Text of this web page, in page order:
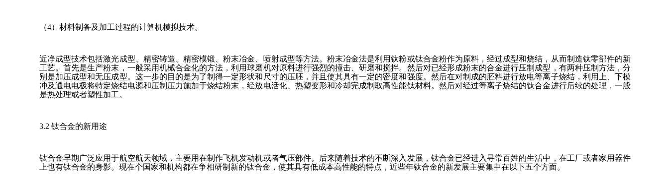
（4）材料制备及加工过程的计算机模拟技术。
近净成型技术包括激光成型、精密铸造、精密模锻、粉末冶金、喷射成型等方法。粉末冶金法是利用钛粉或钛合金粉作为原料，经过成型和烧结，从而制造钛零部件的新
工艺。首先是生产粉末，一般采用机械合金化的方法，利用球磨机对原料进行强烈的撞击、研磨和搅拌。然后对已经形成粉末的合金进行压制成型，有两种压制方法，分
别是加压成型和无压成型。这一步的目的是为了制得一定形状和尺寸的压胚，并且使其具有一定的密度和强度。然后在对制成的胚料进行放电等离子烧结，利用上、下模
冲及通电电极将特定烧结电源和压制压力施加于烧结粉末，经放电活化、热塑变形和冷却完成制取高性能钛材料。然后对经过等离子烧结的钛合金进行后续的处理，一般
是热处理或者塑性加工。
3.2 钛合金的新用途
钛合金早期广泛应用于航空航天领域，主要用在制作飞机发动机或者气压部件。后来随着技术的不断深入发展，钛合金已经进入寻常百姓的生活中，在工厂或者家用器件
上也有钛合金的身影。现在个国家和机构都在争相研制新的钛合金，使其具有低成本高性能的特点，近些年钛合金的新发展主要集中在以下五个方面。